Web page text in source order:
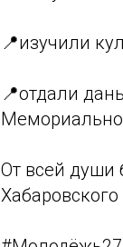
📍изучили
📍отдали
От всей души